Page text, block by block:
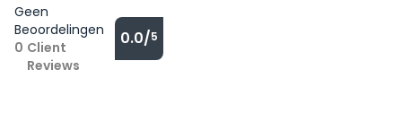
Geen
Beoordelingen
0 Client
Reviews
0.0/5